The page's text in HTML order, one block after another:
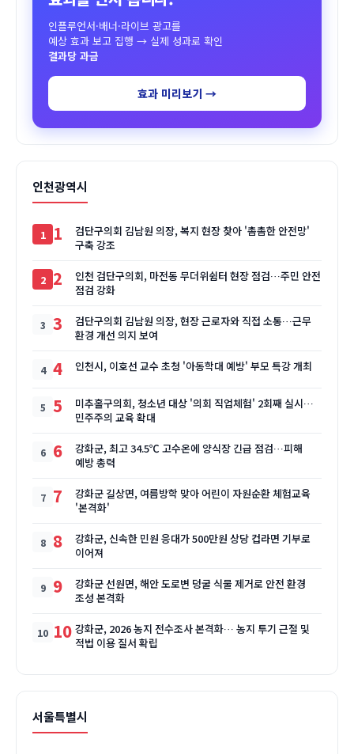
인플루언서·배너·라이브 광고를
예상 효과 보고 집행 → 실제 성과로 확인
결과당 과금
효과 미리보기 →
인천광역시
1
검단구의회 김남원 의장, 복지 현장 찾아 '촘촘한 안전망'
구축 강조
2
인천 검단구의회, 마전동 무더위쉼터 현장 점검…주민 안전
점검 강화
3
검단구의회 김남원 의장, 현장 근로자와 직접 소통…근무
환경 개선 의지 보여
4 인천시, 이호선 교수 초청 '아동학대 예방' 부모 특강 개최
5
미추홀구의회, 청소년 대상 '의회 직업체험' 2회째 실시…
민주주의 교육 확대
6
강화군, 최고 34.5℃ 고수온에 양식장 긴급 점검…피해
예방 총력
7
강화군 길상면, 여름방학 맞아 어린이 자원순환 체험교육
'본격화'
8
강화군, 신속한 민원 응대가 500만원 상당 컵라면 기부로
이어져
9
강화군 선원면, 해안 도로변 덩굴 식물 제거로 안전 환경
조성 본격화
10 강화군, 2026 농지 전수조사 본격화… 농지 투기 근절 및
적법 이용 질서 확립
서울특별시